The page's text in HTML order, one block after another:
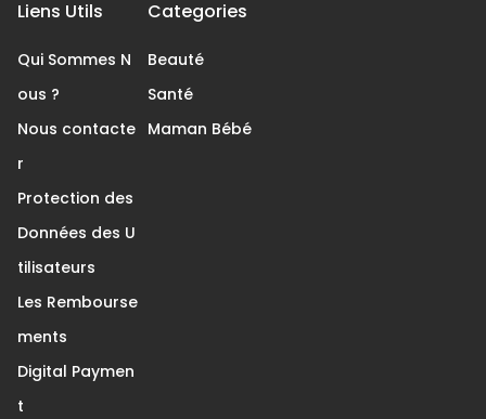
Liens Utils
Qui Sommes N
ous ?
Nous contacte
r
Protection des
Données des U
tilisateurs
Les Rembourse
ments
Digital Paymen
t
Categories
Beauté
Santé
Maman Bébé